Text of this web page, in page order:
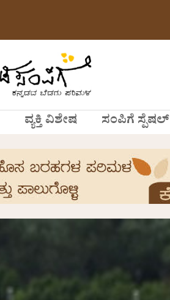
ವ್ಯಕ್ತಿ ವಿಶೇಷ ಸಂಪಿಗೆ ಸ್ಪೆಷಲ್